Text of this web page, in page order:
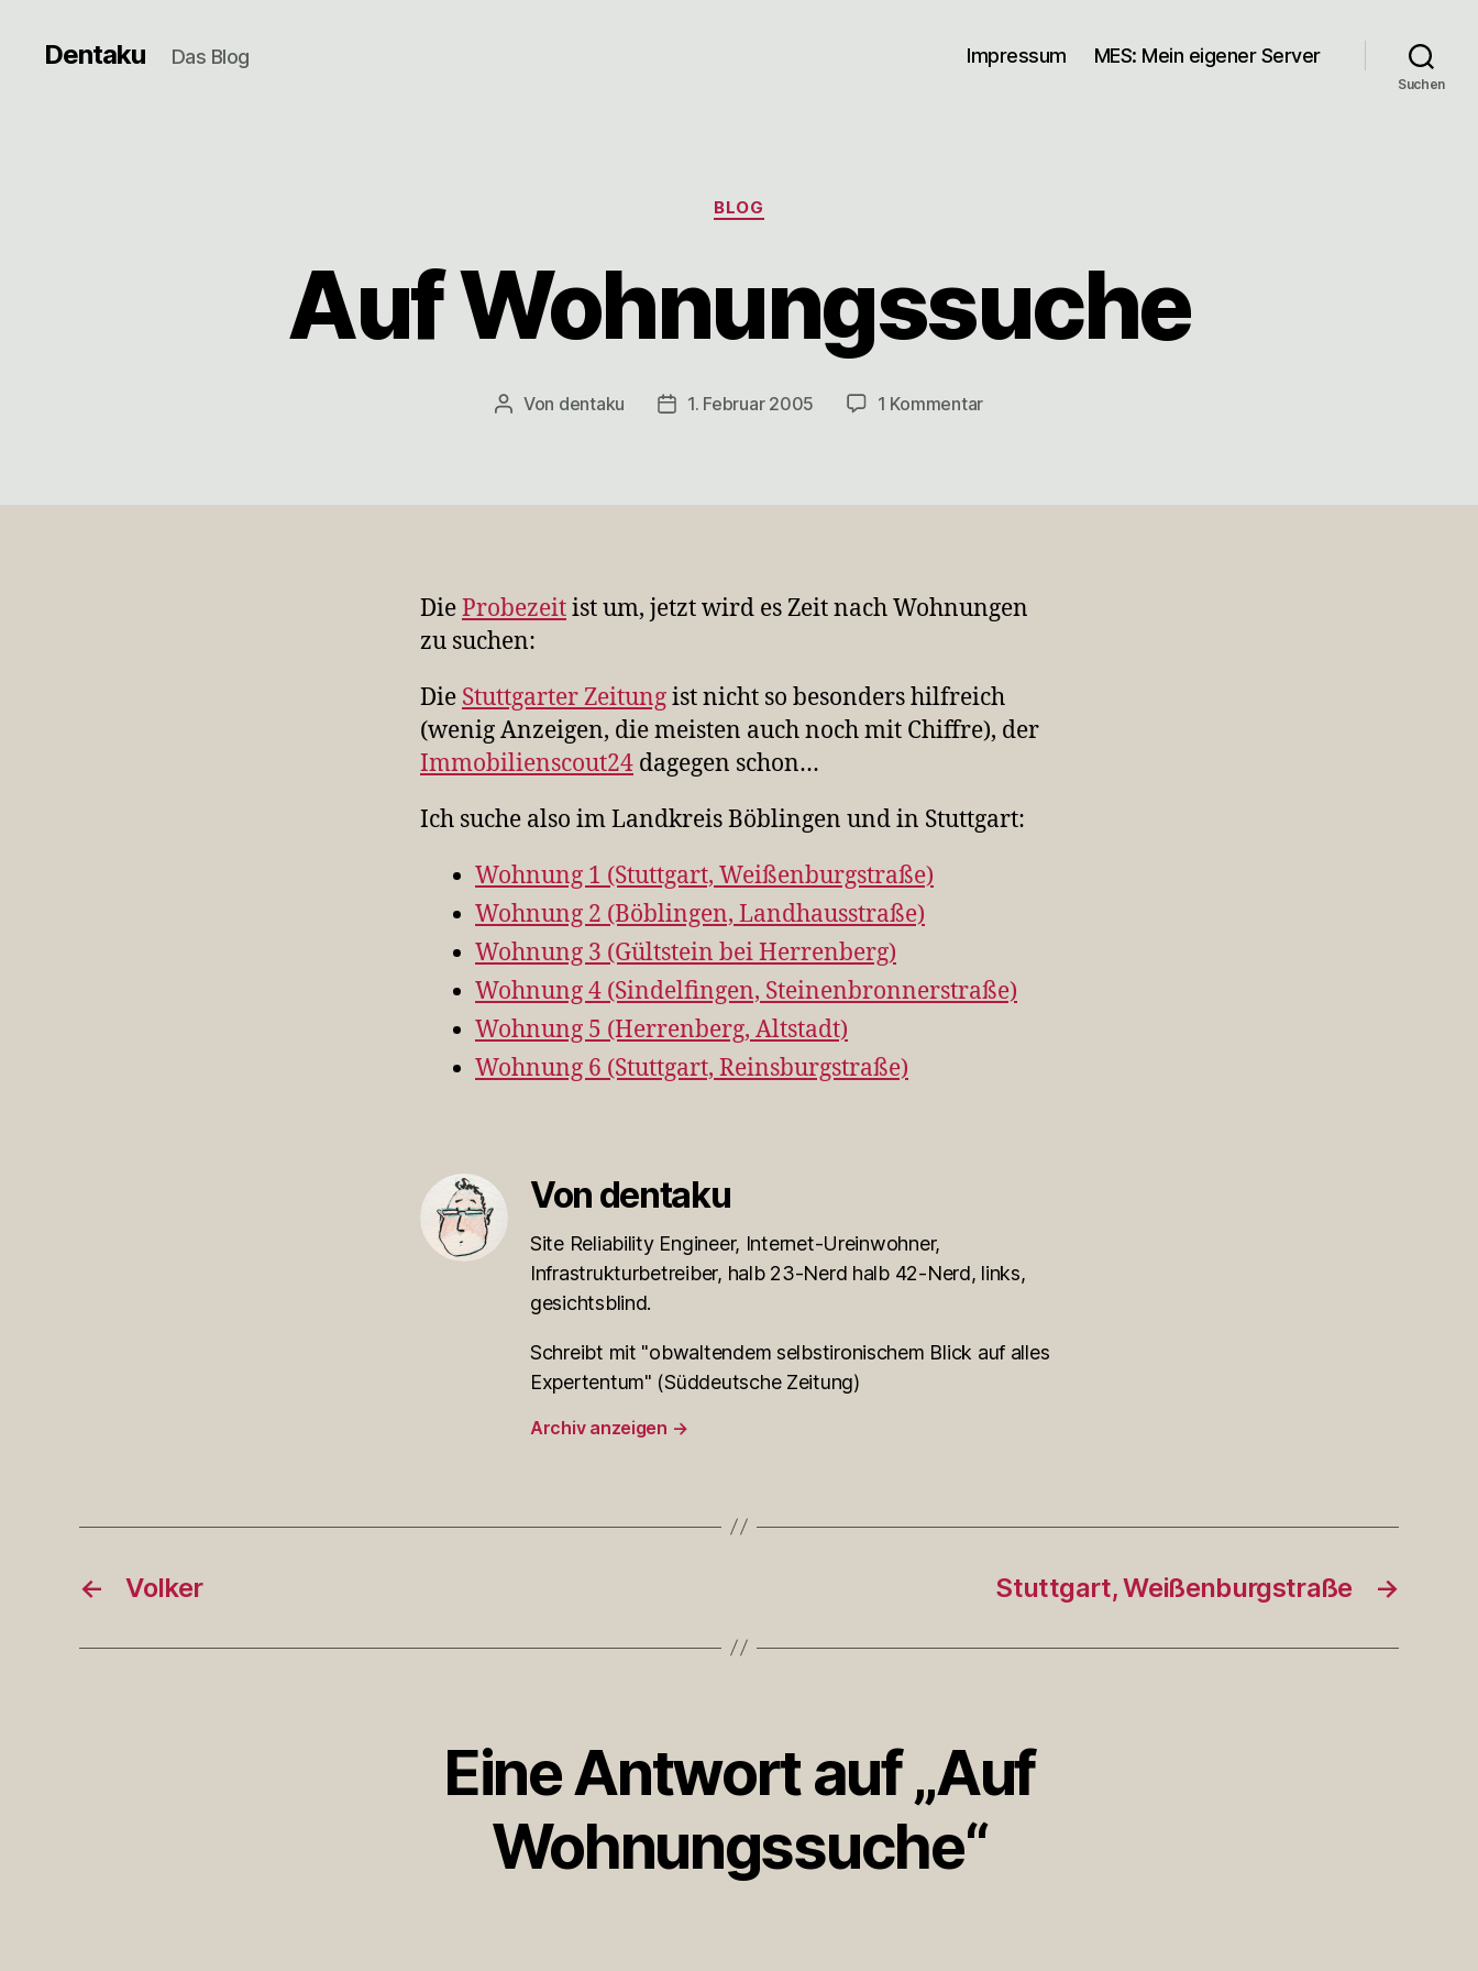
Dentaku Das Blog Impressum MES: Mein eigener Server
Suchen
Kategorien
BLOG
Auf Wohnungssuche
Beitragsautor
Von dentaku Veröffentlichungsdatum
1. Februar 2005 1 Kommentarzu
DieProbezeitist um, jetzt wird es Zeit nach Wohnungen
zu suchen:
Die StuttgarterZeitungist nicht so besonders hilfreich
(wenig Anzeigen, die meisten auch noch mit Chiffre), der
Immobilienscout24 dagegen schon…
Ich suche also im Landkreis Böblingen und in Stuttgart:
Wohnung 1 (Stuttgart, Weißenburgstraße)
Wohnung 2 (Böblingen, Landhausstraße)
Wohnung 3 (Gültstein bei Herrenberg)
Wohnung 4 (Sindelfingen, Steinenbronnerstraße)
Wohnung 5 (Herrenberg, Altstadt)
Wohnung 6 (Stuttgart, Reinsburgstraße)
Von dentaku
Site Reliability Engineer, Internet-Ureinwohner,
Infrastrukturbetreiber, halb 23-Nerd halb 42-Nerd, links,
gesichtsblind.
Schreibt mit "obwaltendem selbstironischem Blick auf alles
Expertentum" (Süddeutsche Zeitung)
Archiv anzeigen →
← Volker →
Stuttgart, Weißenburgstraße
Eine Antwort auf „Auf
Wohnungssuche“